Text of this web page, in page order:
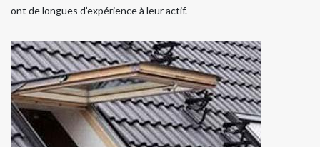
ont de longues d’expérience à leur actif.